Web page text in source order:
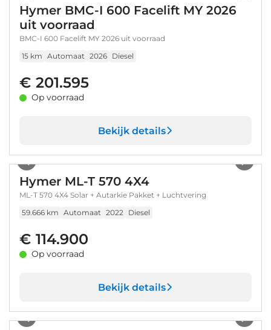
Hymer BMC-I 600 Facelift MY 2026
uit voorraad
BMC-I 600 Facelift MY 2026 uit voorraad
15 km Automaat 2026 Diesel
€ 201.595
Op voorraad
Bekijk details
Hymer ML-T 570 4X4
ML-T 570 4X4 Solar + Autarkie Pakket + Luchtvering
59.666 km Automaat 2022 Diesel
€ 114.900
Op voorraad
Bekijk details